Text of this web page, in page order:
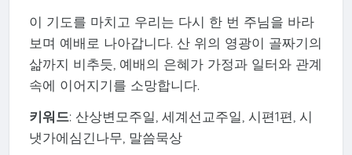
이 기도를 마치고 우리는 다시 한 번 주님을 바라
보며 예배로 나아갑니다. 산 위의 영광이 골짜기의
삶까지 비추듯, 예배의 은혜가 가정과 일터와 관계
속에 이어지기를 소망합니다.
키워드: 산상변모주일, 세계선교주일, 시편1편, 시
냇가에심긴나무, 말씀묵상